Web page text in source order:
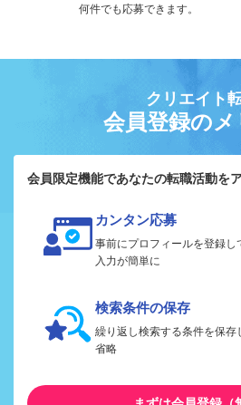
何件でも応募できます。
クリエイト
会員登録のメ
会員限定機能であなたの転職活動を
カンタン応募
事前にプロフィールを登録
入力が簡単に
検索条件の保存
繰り返し検索する条件を保存
省略